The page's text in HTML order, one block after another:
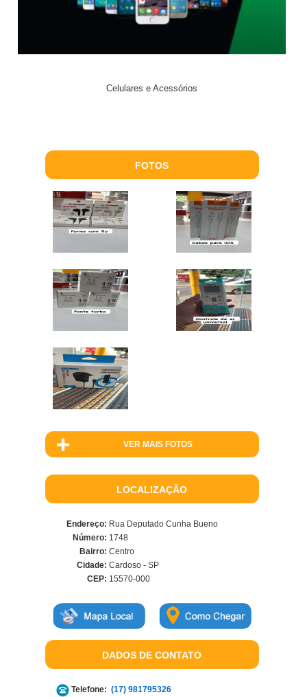
Celulares e Acessórios
FOTOS
VER MAIS FOTOS
LOCALIZAÇÃO
Endereço: Rua Deputado Cunha Bueno
Número: 1748
Bairro: Centro
Cidade: Cardoso - SP
CEP: 15570-000
DADOS DE CONTATO
Telefone: (17) 981795326